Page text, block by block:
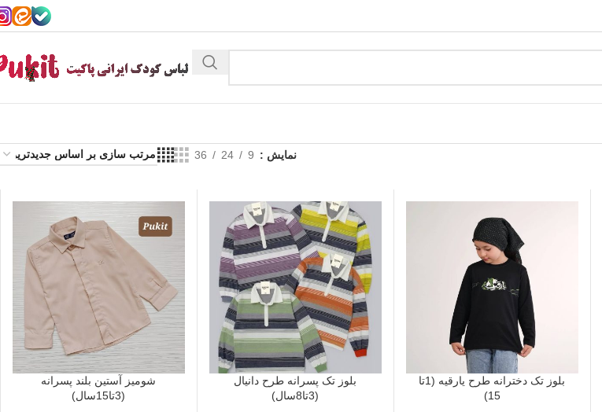
نمایش 9
24
36
بلوز تک دخترانه طرح یارقیه (1تا
15)
بلوز تک پسرانه طرح دانیال
(3تا8سال)
شومیز آستین بلند پسرانه
(3تا15سال)